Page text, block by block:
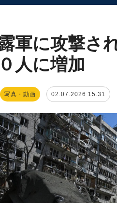
ウクルイン
ウクルイン
て
軍に攻撃さ
０人に増加
写真・動画 02.07.2026 15:31